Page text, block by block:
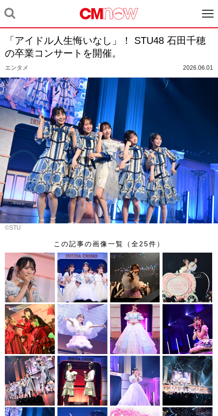
「アイドル人生悔いなし」！ STU48 石田千穂
の卒業コンサートを開催。
エンタメ 2026.06.01
©︎STU
この記事の画像一覧（全25件）